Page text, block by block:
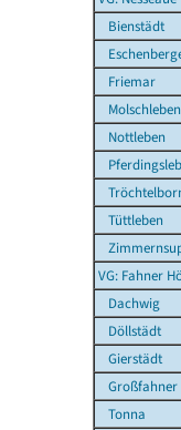
Bienstädt
Friemar
Molschleben
Nottleben
Tüttleben
VG: Fahner
Dachwig
Döllstädt
Gierstädt
Großfahner
Tonna